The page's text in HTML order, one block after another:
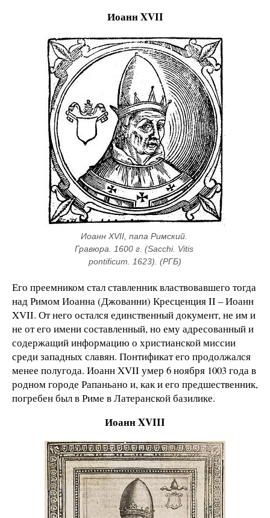
Иоанн XVII
Иоанн XVII, папа Римский.
Гравюра. 1600 г. (Sacchi. Vitis
pontificum. 1623). (РГБ)
Его преемником стал ставленник властвовавшего тогда
над Римом Иоанна (Джованни) Кресценция II – Иоанн
XVII. От него остался единственный документ, не им и
не от его имени составленный, но ему адресованный и
содержащий информацию о христианской миссии
среди западных славян. Понтификат его продолжался
менее полугода. Иоанн XVII умер 6 ноября 1003 года в
родном городе Рапаньано и, как и его предшественник,
погребен был в Риме в Латеранской базилике.
Иоанн XVIII